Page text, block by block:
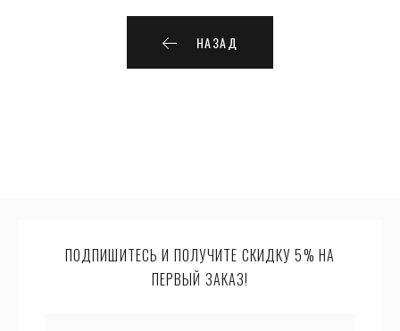
НАЗАД
ПОДПИШИТЕСЬ И ПОЛУЧИТЕ СКИДКУ 5% НА
ПЕРВЫЙ ЗАКАЗ!